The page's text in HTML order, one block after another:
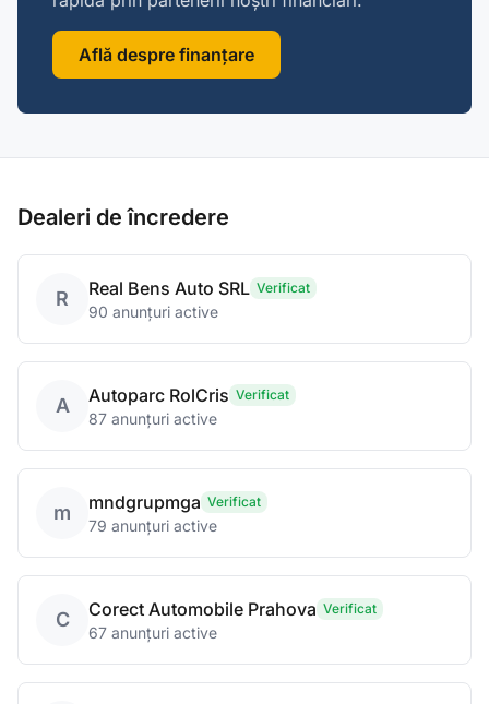
Află despre finanțare
Dealeri de încredere
R Real Bens Auto SRL Verificat
90 anunțuri active
A Autoparc RolCris Verificat
87 anunțuri active
m mndgrupmga Verificat
79 anunțuri active
C Corect Automobile Prahova Verificat
67 anunțuri active